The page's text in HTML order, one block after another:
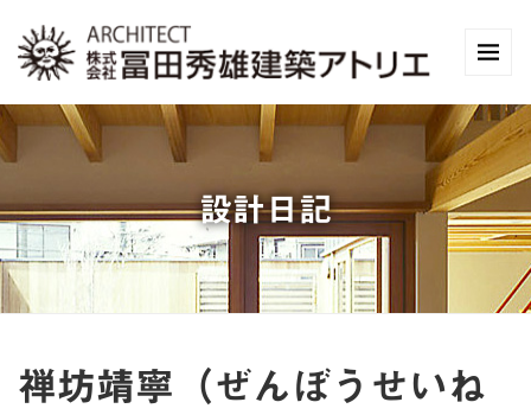
設計日記
禅坊靖寧（ぜんぼうせいね